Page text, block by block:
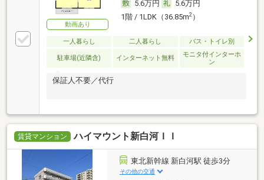
動画あり
5.6万円
5.6万円
1階 / 1LDK（36.85m2）
一人暮らし 二人暮らし バス・トイレ別
駐車場(近隣含) インターネット無料
モニタ付インターホ
ン
保証人不要／代行
賃貸マンション ハイマウント新白河ＩＩ
東北新幹線 新白河駅 徒歩3分
その他の交通